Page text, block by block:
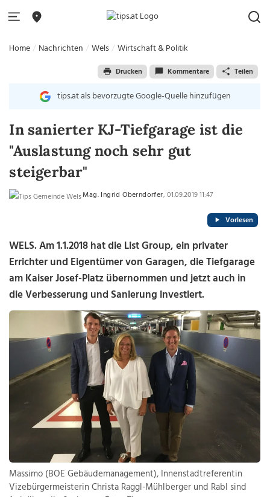
Home Nachrichten Wels Wirtschaft & Politik
Drucken Kommentare Teilen
tips.at als bevorzugte Google-Quelle hinzufügen
In sanierter KJ-Tiefgarage ist die
"Auslastung noch sehr gut
steigerbar"
Mag. Ingrid Oberndorfer, 01.09.2019 11:47
Vorlesen
WELS. Am 1.1.2018 hat die List Group, ein privater
Errichter und Eigentümer von Garagen, die Tiefgarage
am Kaiser Josef-Platz übernommen und jetzt auch in
die Verbesserung und Sanierung investiert.
Massimo (BOE Gebäudemanagement), Innenstadtreferentin
Vizebürgermeisterin Christa Raggl-Mühlberger und Rabl sind